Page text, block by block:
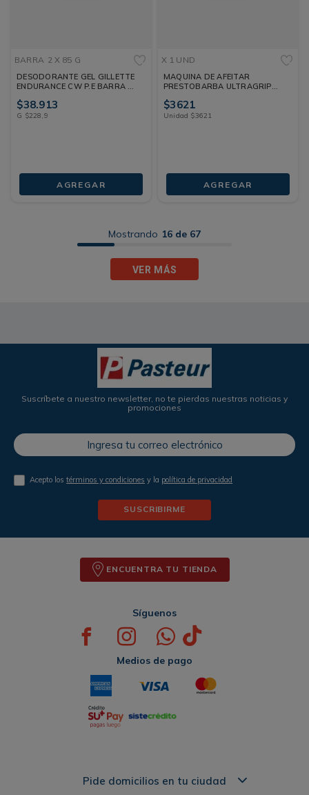
BARRA 2 X 85 G
DESODORANTE GEL GILLETTE
ENDURANCE CW P.E BARRA 2
$38.913
G $228,9
AGREGAR
X 1 UND
MAQUINA DE AFEITAR
PRESTOBARBA ULTRAGRIP
$3621
Unidad $3621
AGREGAR
Mostrando 16 de 67
VER MÁS
Suscríbete a nuestro newsletter, no te pierdas nuestras noticias y
promociones
Acepto lostérminos y condiciones y la política de privacidad
SUSCRIBIRME
ENCUENTRA TU TIENDA
Síguenos
Medios de pago
Pide domicilios en tu ciudad